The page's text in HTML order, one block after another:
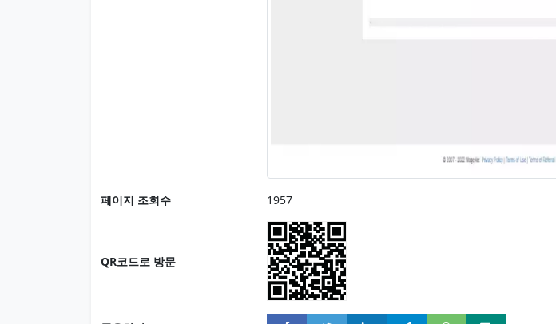
페이지 조회수 1957
QR코드로 방문